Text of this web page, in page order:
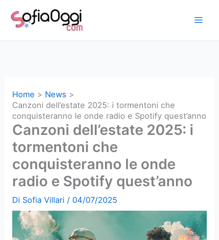
Home
News
Canzoni dell’estate 2025: i tormentoni che
conquisteranno le onde radio e Spotify quest’anno
Canzoni dell’estate 2025: i
tormentoni che
conquisteranno le onde
radio e Spotify quest’anno
Di Sofia Villari / 04/07/2025